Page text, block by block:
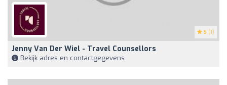
5 (1)
Jenny Van Der Wiel - Travel Counsellors
Bekijk adres en contactgegevens